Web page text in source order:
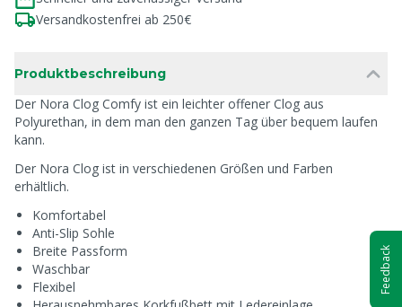
Versandkostenfrei ab 250€
Produktbeschreibung
Der Nora Clog Comfy ist ein leichter offener Clog aus
Polyurethan, in dem man den ganzen Tag über bequem laufen
kann.
Der Nora Clog ist in verschiedenen Größen und Farben
erhältlich.
Komfortabel
Anti-Slip Sohle
Breite Passform
Waschbar
Flexibel
Feedback